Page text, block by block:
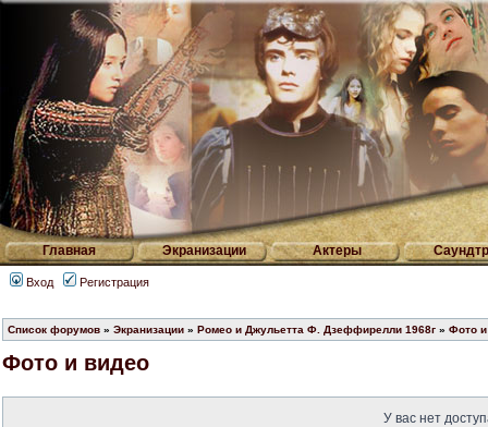
Главная Экранизации Актеры
Вход Регистрация
Список форумов » Экранизации » Ромео и Джульетта Ф. Дзеффирелли 1968г » Фото
Фото и видео
У вас нет